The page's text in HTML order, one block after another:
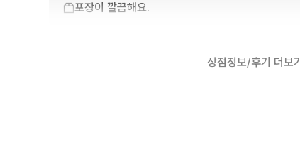
포장이 깔끔해요.
상점정보/후기 더보기